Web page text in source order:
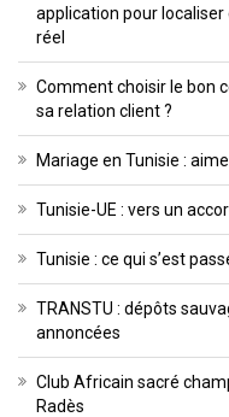
application pour localiser
réel
Comment choisir le bon
sa relation client ?
Mariage en Tunisie :
Tunisie-UE : vers un
Tunisie : ce qui s’est
TRANSTU : dépôts
annoncées
Club Africain sacré
Radès